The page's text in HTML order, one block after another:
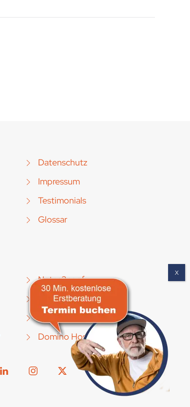
Datenschutz
Impressum
Testimonials
Glossar
Notes2conf
TrackingSuite [Mobile]
IBM SPSS
Domino Hosting